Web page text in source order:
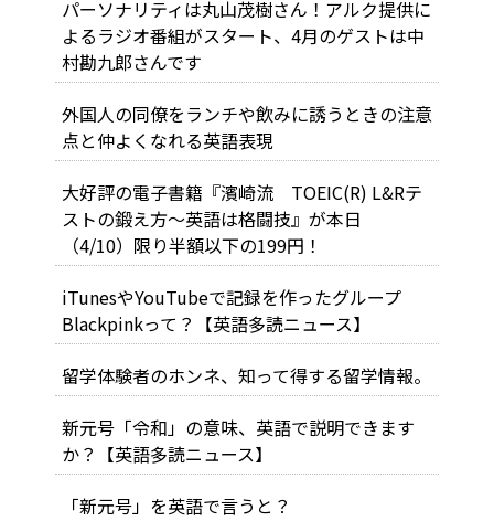
パーソナリティは丸山茂樹さん！アルク提供に
よるラジオ番組がスタート、4月のゲストは中
村勘九郎さんです
外国人の同僚をランチや飲みに誘うときの注意
点と仲よくなれる英語表現
大好評の電子書籍『濱崎流 TOEIC(R) L&Rテ
ストの鍛え方～英語は格闘技』が本日
（4/10）限り半額以下の199円！
iTunesやYouTubeで記録を作ったグループ
Blackpinkって？【英語多読ニュース】
留学体験者のホンネ、知って得する留学情報。
新元号「令和」の意味、英語で説明できます
か？【英語多読ニュース】
「新元号」を英語で言うと？